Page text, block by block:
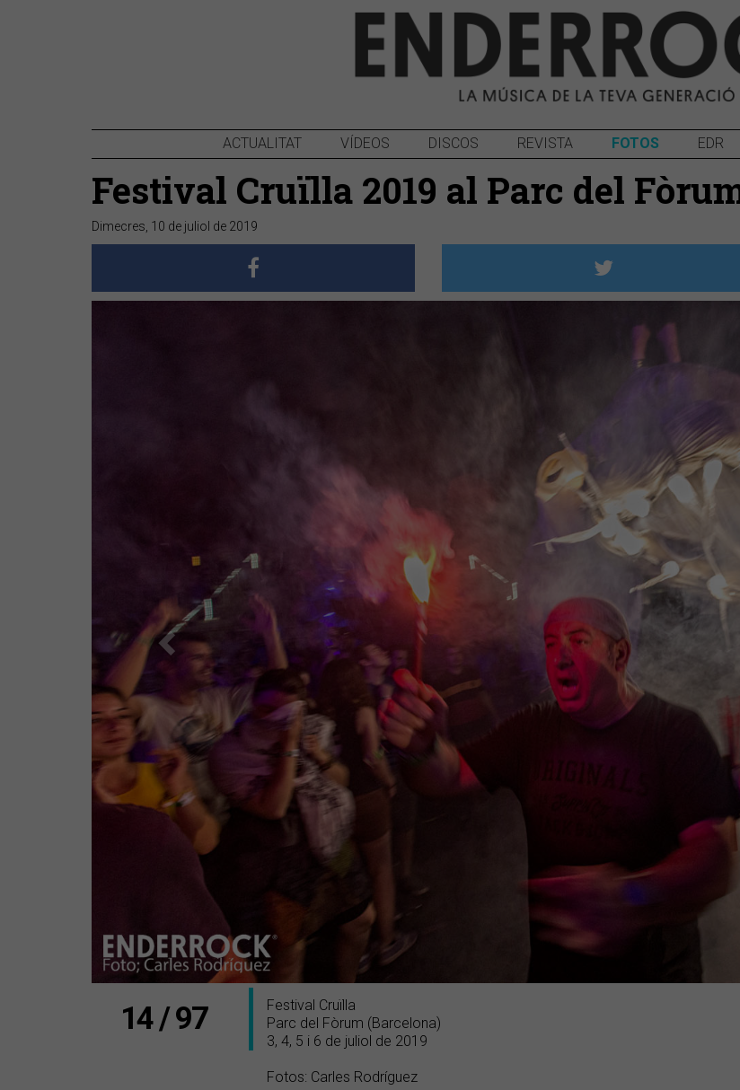
ACTUALITAT VÍDEOS DISCOS REVISTA FOTOS EDR
Festival Cruïlla 2019 al Parc del
Dimecres, 10 de juliol de 2019
14 / 97
Festival Cruïlla
Parc del Fòrum (Barcelona)
3, 4, 5 i 6 de juliol de 2019
Fotos: Carles Rodríguez